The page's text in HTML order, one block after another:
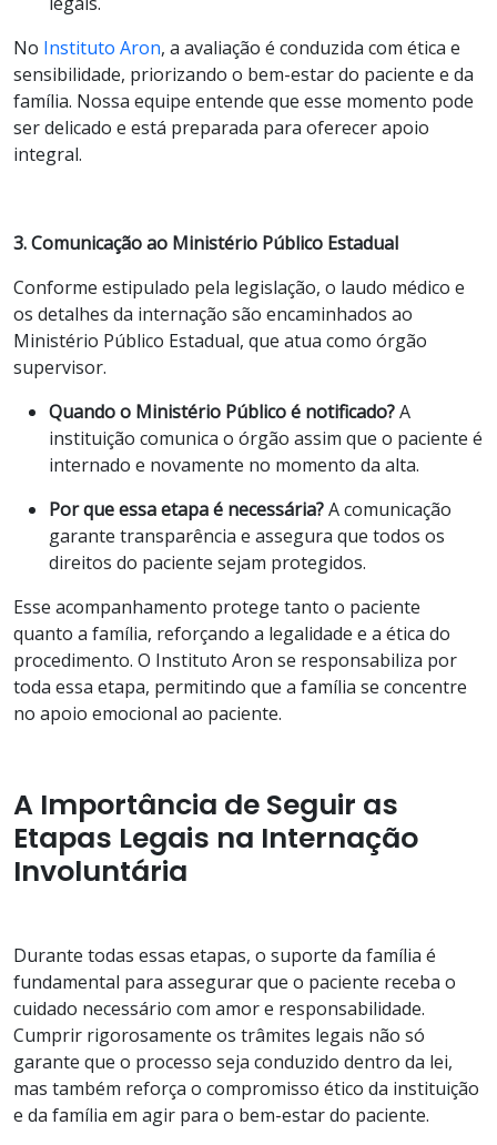
No Instituto Aron, a avaliação é conduzida com ética e
sensibilidade, priorizando o bem-estar do paciente e da
família. Nossa equipe entende que esse momento pode
ser delicado e está preparada para oferecer apoio
integral.
3. Comunicação ao Ministério Público Estadual
Conforme estipulado pela legislação, o laudo médico e
os detalhes da internação são encaminhados ao
Ministério Público Estadual, que atua como órgão
supervisor.
Quando o Ministério Público é notificado?A
instituição comunica o órgão assim que o paciente é
internado e novamente no momento da alta.
Por que essa etapa é necessária?A comunicação
garante transparência e assegura que todos os
direitos do paciente sejam protegidos.
Esse acompanhamento protege tanto o paciente
quanto a família, reforçando a legalidade e a ética do
procedimento. O Instituto Aron se responsabiliza por
toda essa etapa, permitindo que a família se concentre
no apoio emocional ao paciente.
A Importância de Seguir as
Etapas Legais na Internação
Involuntária
Durante todas essas etapas, o suporte da família é
fundamental para assegurar que o paciente receba o
cuidado necessário com amor e responsabilidade.
Cumprir rigorosamente os trâmites legais não só
garante que o processo seja conduzido dentro da lei,
mas também reforça o compromisso ético da instituição
e da família em agir para o bem-estar do paciente.